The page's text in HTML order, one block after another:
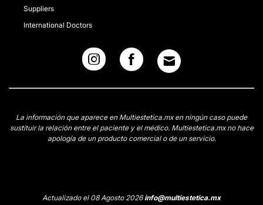
Suppliers
International Doctors
La información que aparece en Multiestetica.mx en ningún caso puede
sustituir la relación entre el paciente y el médico. Multiestetica.mx no hace
apología de un producto comercial o de un servicio.
Actualizado el 08 Agosto 2026info@multiestetica.mx